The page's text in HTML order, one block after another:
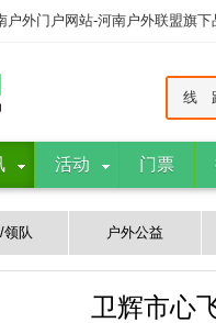
户外门户网站-河南户外联盟旗
线
活动 门票
领队 户外公益
卫辉市心